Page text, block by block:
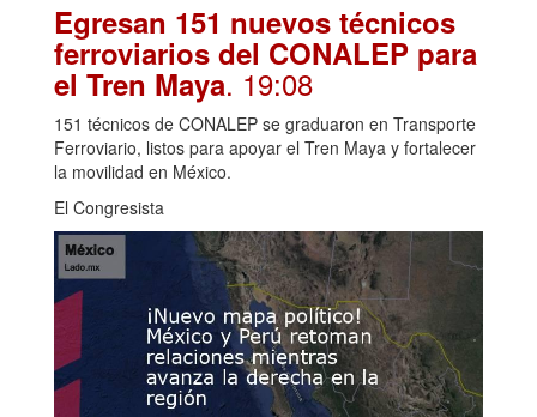
Egresan 151 nuevos técnicos
ferroviarios del CONALEP para
el Tren Maya. 19:08
151 técnicos de CONALEP se graduaron en Transporte
Ferroviario, listos para apoyar el Tren Maya y fortalecer
la movilidad en México.
El Congresista